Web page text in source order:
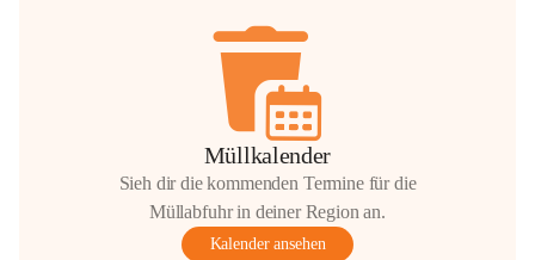
Müllkalender
Sieh dir die kommenden Termine für die
Müllabfuhr in deiner Region an.
Kalender ansehen